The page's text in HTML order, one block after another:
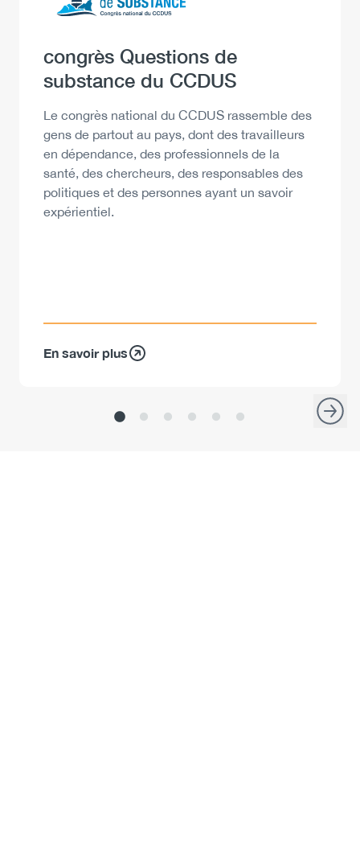
Heading
congrès Questions de
substance du CCDUS
Description
Le congrès national du CCDUS rassemble des
gens de partout au pays, dont des travailleurs
en dépendance, des professionnels de la
santé, des chercheurs, des responsables des
politiques et des personnes ayant un savoir
expérientiel.
En savoir plus